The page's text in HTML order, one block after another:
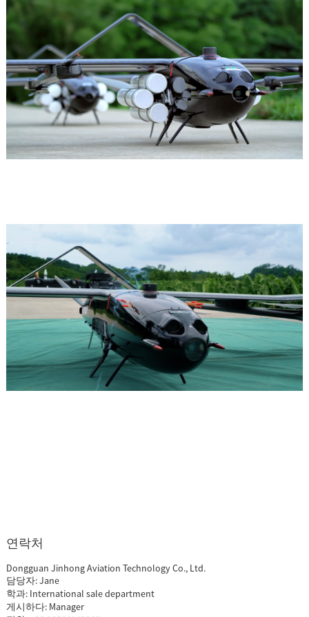
연락처
Dongguan Jinhong Aviation Technology Co., Ltd.
담당자: Jane
학과: International sale department
게시하다: Manager